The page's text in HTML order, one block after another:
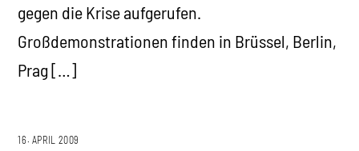
gegen die Krise aufgerufen.
Großdemonstrationen finden in Brüssel, Berlin,
Prag […]
16. APRIL 2009